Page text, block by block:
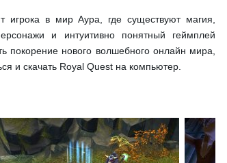
игрока в мир Аура, где существуют магия,
и интуитивно понятный геймплей
покорение нового волшебного онлайн мира,
и скачать Royal Quest на компьютер.